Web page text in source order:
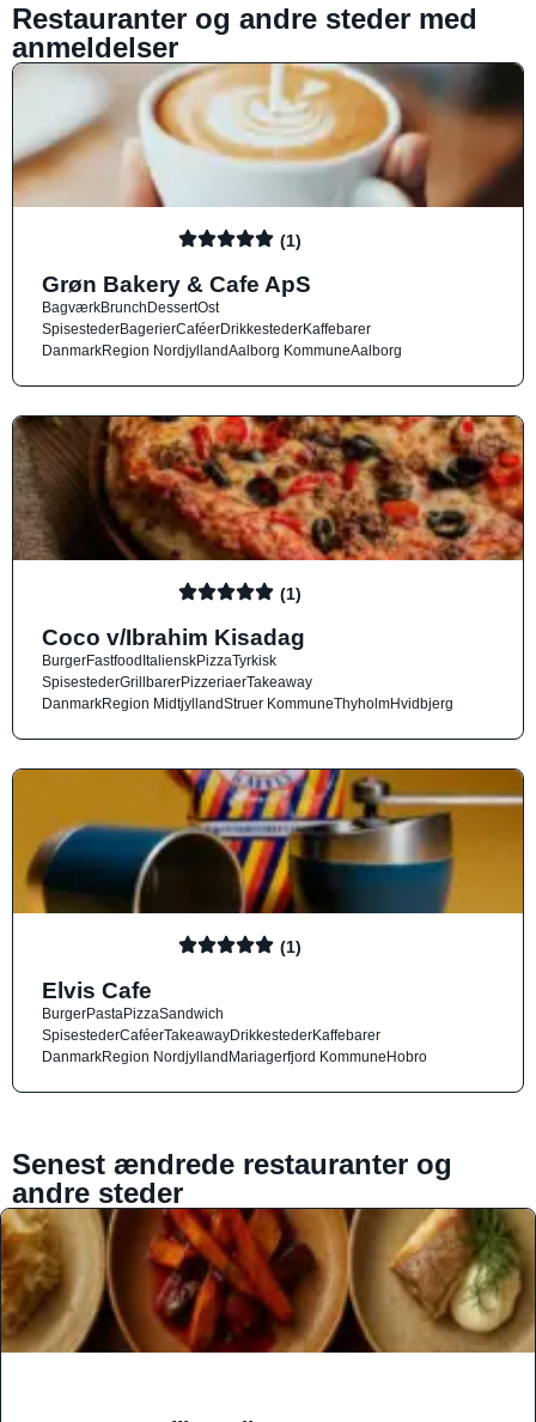
Restauranter og andre steder med
anmeldelser
(1)
Grøn Bakery & Cafe ApS
BagværkBrunchDessertOst
SpisestederBagerierCaféerDrikkestederKaffebarer
DanmarkRegion NordjyllandAalborg KommuneAalborg
(1)
Coco v/Ibrahim Kisadag
BurgerFastfoodItalienskPizzaTyrkisk
SpisestederGrillbarerPizzeriaerTakeaway
DanmarkRegion MidtjyllandStruer KommuneThyholmHvidbjerg
(1)
Elvis Cafe
BurgerPastaPizzaSandwich
SpisestederCaféerTakeawayDrikkestederKaffebarer
DanmarkRegion NordjyllandMariagerfjord KommuneHobro
Senest ændrede restauranter og
andre steder